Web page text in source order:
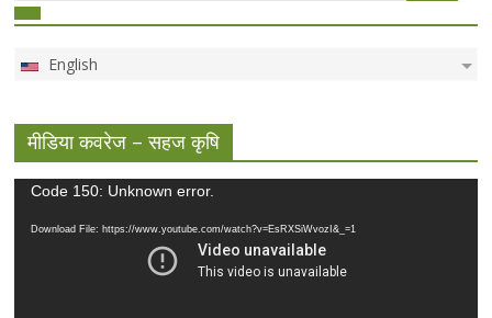
English
मीडिया कवरेज – सहज कृषि
Video
Code 150: Unknown error.
Download File: https://www.youtube.com/watch?v=EsRXSiWvozI&_=1